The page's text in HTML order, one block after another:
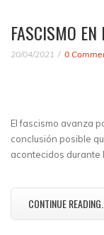
FASCISMO
20/04/2021 0
El fascismo avanza
conclusión posible
acontecidos durante
CONTINUE READING..